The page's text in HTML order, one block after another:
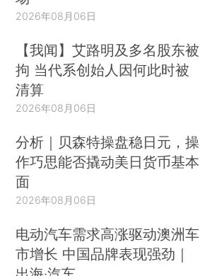
2026年08月06日
【我闻】艾路明及多名股东被
拘 当代系创始人因何此时被
清算
2026年08月06日
分析｜贝森特操盘稳日元，操
作巧思能否撬动美日货币基本
面
2026年08月06日
电动汽车需求高涨驱动澳洲车
市增长 中国品牌表现强劲｜